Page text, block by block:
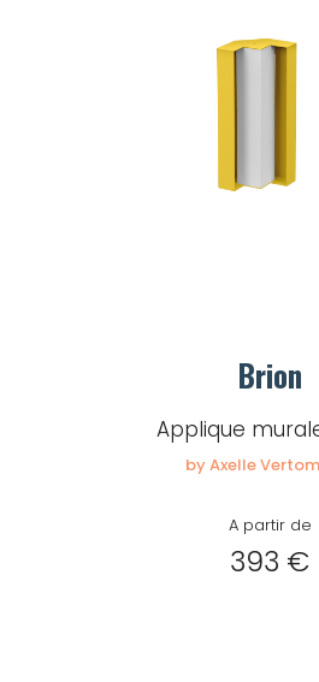
Brion
Applique
by Axelle
A partir de
393 €